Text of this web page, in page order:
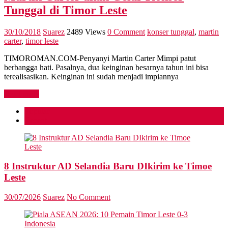
Tunggal di Timor Leste
30/10/2018 Suarez 2489 Views 0 Comment konser tunggal, martin
carter, timor leste
TIMOROMAN.COM-Penyanyi Martin Carter Mimpi patut
berbangga hati. Pasalnya, dua keinginan besarnya tahun ini bisa
terealisasikan. Keinginan ini sudah menjadi impiannya
8 Instruktur AD Selandia Baru DIkirim ke Timoe
Leste
30/07/2026 Suarez No Comment